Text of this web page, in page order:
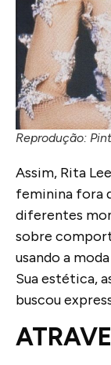
Reprodução:
Assim, Rita
feminina fora
diferentes
sobre
usando a
Sua estética,
buscou